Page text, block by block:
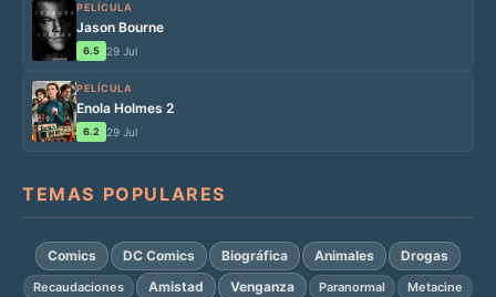
PELÍCULA
Jason Bourne
6.5 29 Jul
PELÍCULA
Enola Holmes 2
6.2 29 Jul
TEMAS POPULARES
Comics DC Comics Biográfica Animales Drogas
Recaudaciones Amistad Venganza Paranormal
Metacine